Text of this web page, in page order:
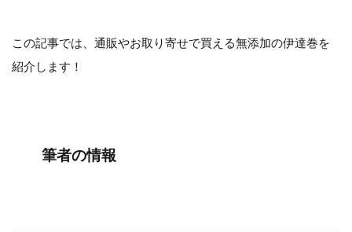
この記事では、通販やお取り寄せで買える無添加の伊達巻を
紹介します！
筆者の情報